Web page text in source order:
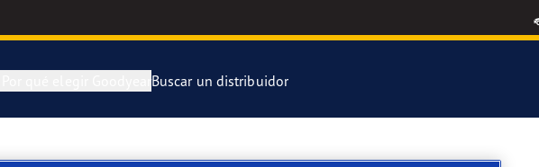
y cambia tus neumáticos
Que Cuentan Neumático Oficial del Grupo Aramón
Buscar un distribuidor